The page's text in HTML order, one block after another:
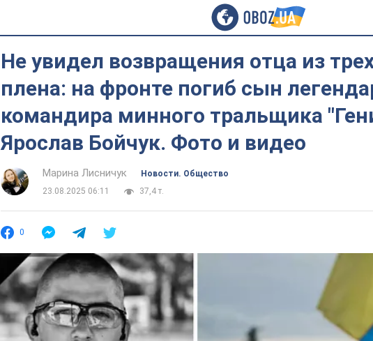
Не увидел возвращения отца из
плена: на фронте погиб сын
командира минного тральщика
Ярослав Бойчук. Фото и видео
Марина Лисничук
Новости. Общество
23.08.2025 06:11
37,4 т.
0